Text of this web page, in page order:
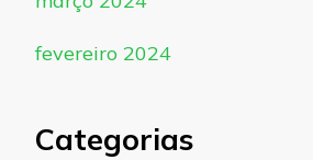
fevereiro 2024
Categorias